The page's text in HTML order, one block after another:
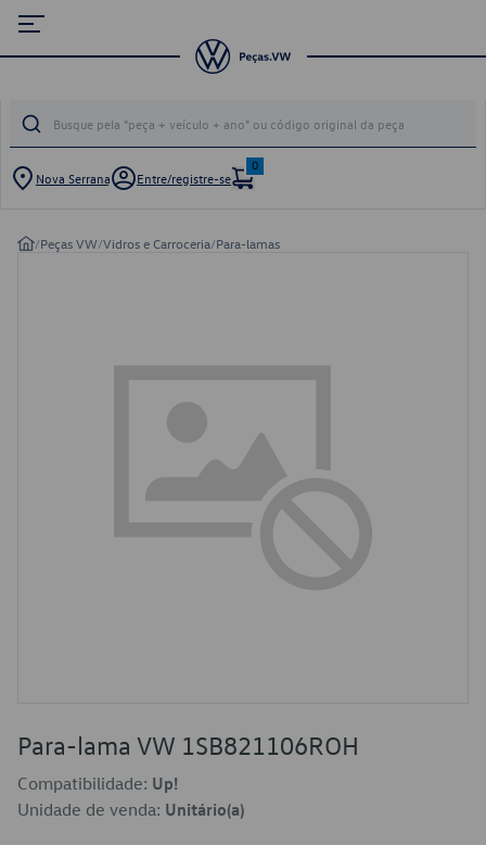
Nova Serrana Entre/registre-se
0
/Peças VW/Vidros e Carroceria/Para-lamas
Para-lama VW 1SB821106ROH
Compatibilidade: Up!
Unidade de venda: Unitário(a)